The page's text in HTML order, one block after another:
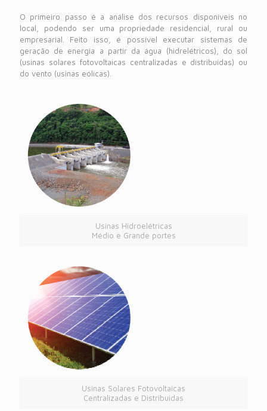
O primeiro passo é a análise dos recursos disponíveis no
local, podendo ser uma propriedade residencial, rural ou
empresarial. Feito isso, é possível executar sistemas de
geração de energia a partir da água (hidrelétricos), do sol
(usinas solares fotovoltaicas centralizadas e distribuídas) ou
do vento (usinas eólicas).
Usinas Hidroelétricas
Médio e Grande portes
Usinas Solares Fotovoltaicas
Centralizadas e Distribuidas